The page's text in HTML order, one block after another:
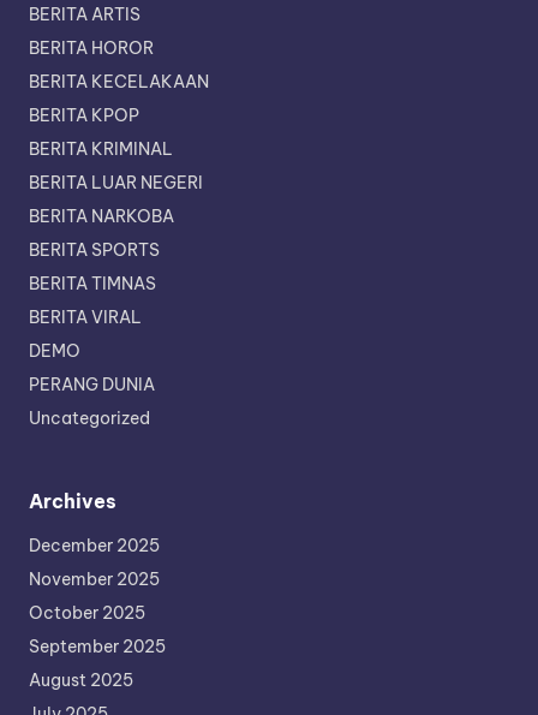
BERITA ARTIS
BERITA HOROR
BERITA KECELAKAAN
BERITA KPOP
BERITA KRIMINAL
BERITA LUAR NEGERI
BERITA NARKOBA
BERITA SPORTS
BERITA TIMNAS
BERITA VIRAL
DEMO
PERANG DUNIA
Uncategorized
Archives
December 2025
November 2025
October 2025
September 2025
August 2025